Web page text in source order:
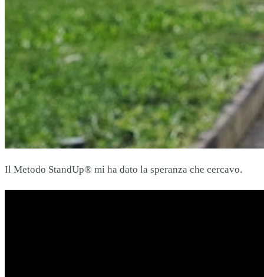
Il Metodo StandUp® mi ha dato la speranza che cercavo.